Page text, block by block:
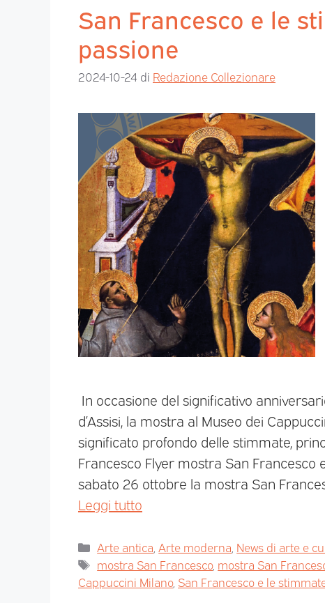
San Francesco e le
passione
2024-10-24 di Redazione Collezionare
In occasione del significativo
d’Assisi, la mostra al Museo dei
significato profondo delle stimmate,
Francesco Flyer mostra San Francesco
sabato 26 ottobre la mostra San
Leggi tutto
Arte antica ,Arte moderna News di arte e
mostra San Francesco, mostra San
Cappuccini Milano, San Francesco e le